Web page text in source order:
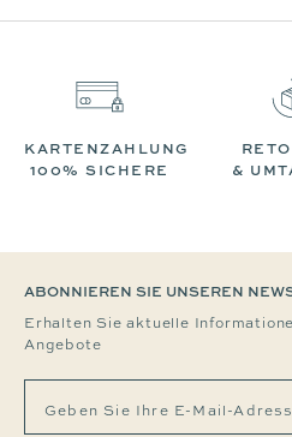
KARTENZAHLUNG
100% SICHERE
&
ABONNIEREN SIE UNSEREN
Erhalten Sie aktuelle
Angebote
Geben Sie Ihre E-Mail-